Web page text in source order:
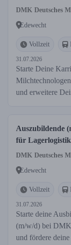
DMK Deutsches
Edewecht
Vollzeit
31.07.2026
Starte Deine
und erweitere
Auszubildende
für Lagerlogistik
DMK Deutsches
Edewecht
Vollzeit
31.07.2026
Starte deine
(m/w/d) bei
und fördere